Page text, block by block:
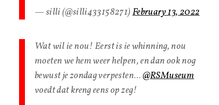
— silli (@silli433158271)February 13, 2022
Wat wil ie nou! Eerst is ie whinning, nou
moeten we hem weer helpen, en dan ook nog
bewust je zondag verpesten…@RSMuseum
voedt dat kreng eens op zeg!